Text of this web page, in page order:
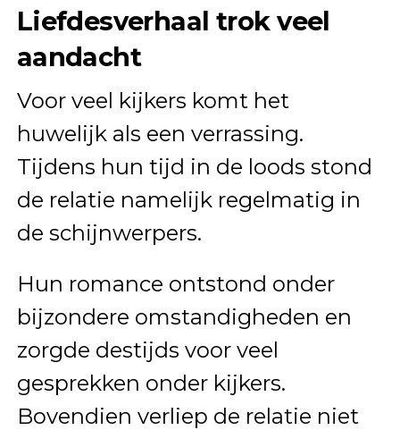
Liefdesverhaal trok veel
aandacht
Voor veel kijkers komt het
huwelijk als een verrassing.
Tijdens hun tijd in de loods stond
de relatie namelijk regelmatig in
de schijnwerpers.
Hun romance ontstond onder
bijzondere omstandigheden en
zorgde destijds voor veel
gesprekken onder kijkers.
Bovendien verliep de relatie niet